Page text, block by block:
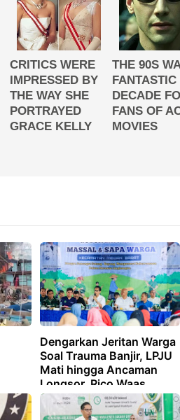
Dengarkan Jeritan Warga
Soal Trauma Banjir, LPJU
Mati hingga Ancaman
Longsor, Rico Waas
Instruksikan Solusi di
Tempat